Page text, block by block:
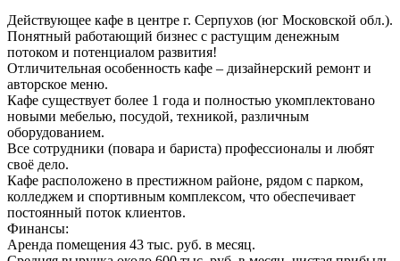
Действующее кафе в центре г. Серпухов (юг Московской обл.).
Понятный работающий бизнес с растущим денежным
потоком и потенциалом развития!
Отличительная особенность кафе – дизайнерский ремонт и
авторское меню.
Кафе существует более 1 года и полностью укомплектовано
новыми мебелью, посудой, техникой, различным
оборудованием.
Все сотрудники (повара и бариста) профессионалы и любят
своё дело.
Кафе расположено в престижном районе, рядом с парком,
колледжем и спортивным комплексом, что обеспечивает
постоянный поток клиентов.
Финансы:
Аренда помещения 43 тыс. руб. в месяц.